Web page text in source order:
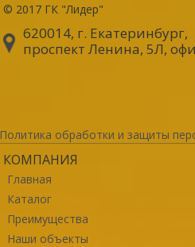
© 2017 ГК "Лидер"
620014, г. Екатеринбург,
проспект Ленина, 5Л,
Политика обработки и защиты
КОМПАНИЯ
Главная
Каталог
Преимущества
Наши объекты